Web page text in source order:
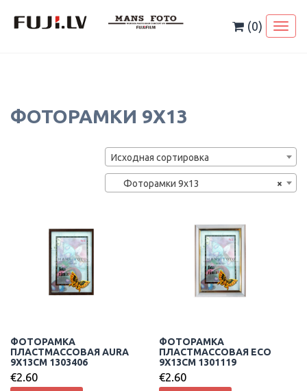
(0)
ФОТОРАМКИ 9Х13
Исходная сортировка
×
Фоторамки 9х13
ФОТОРАМКА
ПЛАСТМАССОВАЯ AURA
9X13CM 1303406
€2.60
ФОТОРАМКА
ПЛАСТМАССОВАЯ ECO
9X13CM 1301119
€2.60